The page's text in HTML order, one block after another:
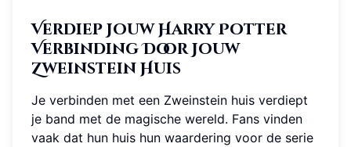
Verdiep Jouw Harry Potter
Verbinding Door Jouw
Zweinstein Huis
Je verbinden met een Zweinstein huis verdiept
je band met de magische wereld. Fans vinden
vaak dat hun huis hun waardering voor de serie